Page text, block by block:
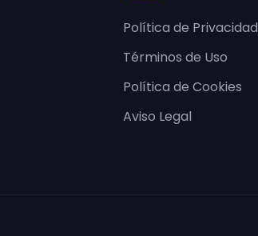
Política de Privacidad
Términos de Uso
Política de Cookies
Aviso Legal